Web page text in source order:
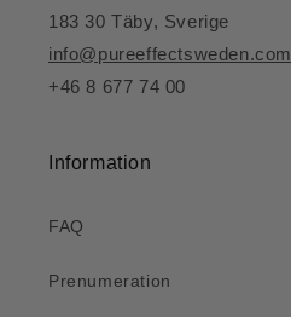
183 30 Täby, Sverige
info@pureeffectsweden.com
+46 8 677 74 00
Information
FAQ
Prenumeration